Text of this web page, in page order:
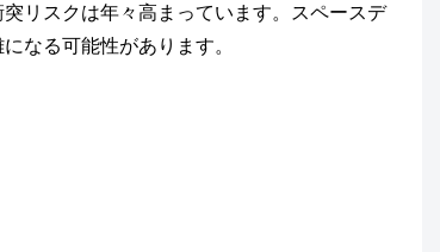
リスクは年々高まっています。スペースデ
なる可能性があります。